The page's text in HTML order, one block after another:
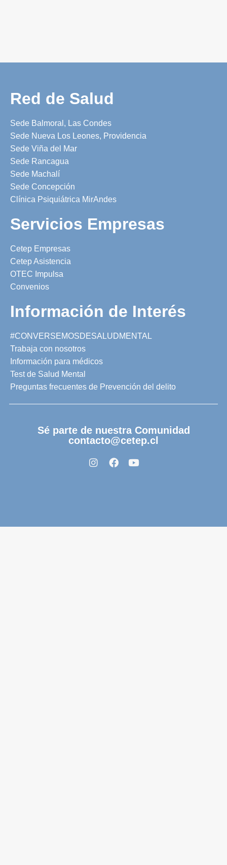
Red de Salud
Sede Balmoral, Las Condes
Sede Nueva Los Leones, Providencia
Sede Viña del Mar
Sede Rancagua
Sede Machalí
Sede Concepción
Clínica Psiquiátrica MirAndes
Servicios Empresas
Cetep Empresas
Cetep Asistencia
OTEC Impulsa
Convenios
Información de Interés
#CONVERSEMOSDESALUDMENTAL
Trabaja con nosotros
Información para médicos
Test de Salud Mental
Preguntas frecuentes de Prevención del delito
Sé parte de nuestra Comunidad
contacto@cetep.cl